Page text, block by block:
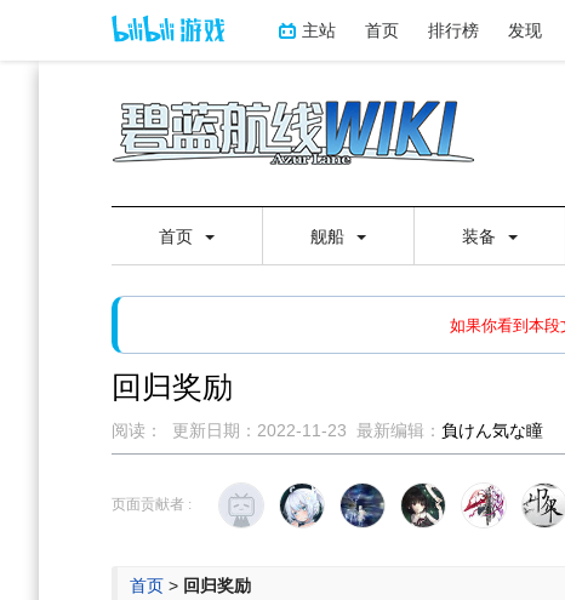
主站 首页 排行榜 发现
首页 舰船 装备
如果你看到本
如果打开页面显示缩略图创建
回归奖励
阅读： 更新日期： 2022-11-23 最新编辑： 負けん気な瞳
到
到
页面贡献者 :
首页 > 回归奖励